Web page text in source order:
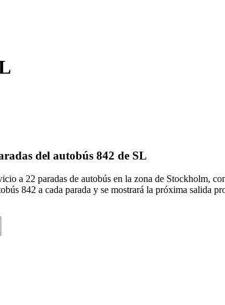
del autobús 842 de SL
a 22 paradas de autobús en la zona de Stockholm,
842 a cada parada y se mostrará la próxima salida